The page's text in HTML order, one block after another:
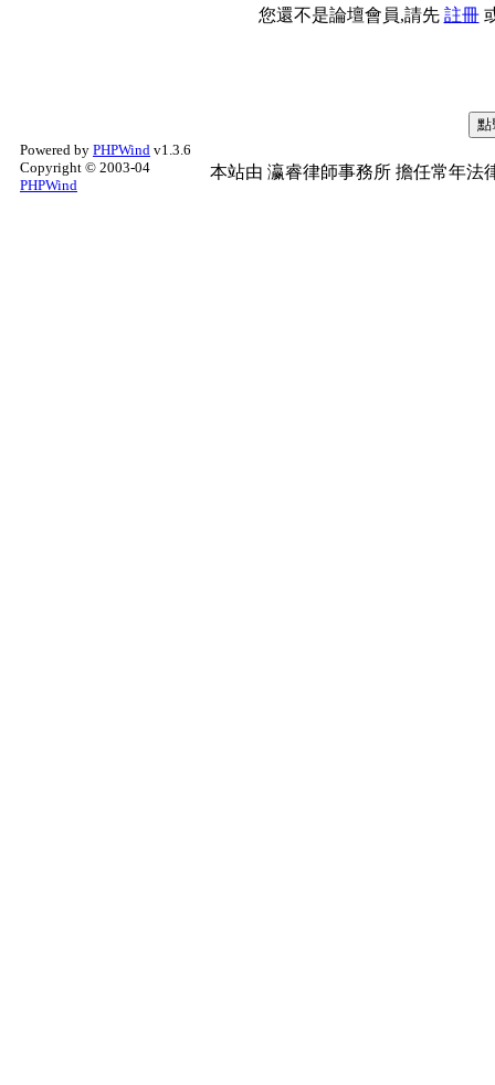
您還不是論壇會員,請先 註冊
Powered by PHPWind v1.3.6
Copyright © 2003-04
PHPWind
本站由 瀛睿律師事務所 擔任常年法